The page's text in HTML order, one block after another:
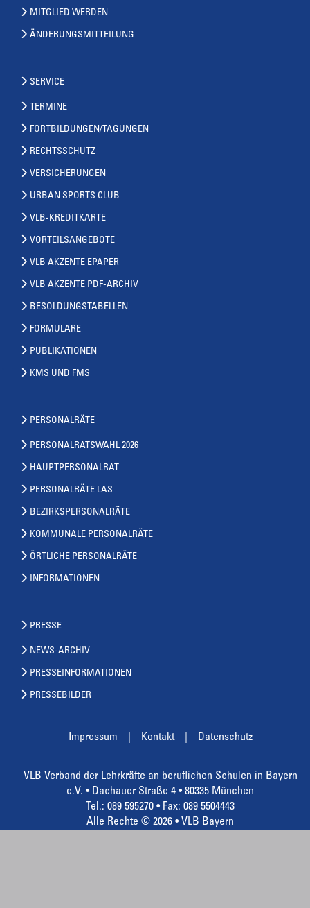
MITGLIED WERDEN
ÄNDERUNGSMITTEILUNG
SERVICE
TERMINE
FORTBILDUNGEN/TAGUNGEN
RECHTSSCHUTZ
VERSICHERUNGEN
URBAN SPORTS CLUB
VLB-KREDITKARTE
VORTEILSANGEBOTE
VLB AKZENTE EPAPER
VLB AKZENTE PDF-ARCHIV
BESOLDUNGSTABELLEN
FORMULARE
PUBLIKATIONEN
KMS UND FMS
PERSONALRÄTE
PERSONALRATSWAHL 2026
HAUPTPERSONALRAT
PERSONALRÄTE LAS
BEZIRKSPERSONALRÄTE
KOMMUNALE PERSONALRÄTE
ÖRTLICHE PERSONALRÄTE
INFORMATIONEN
PRESSE
NEWS-ARCHIV
PRESSEINFORMATIONEN
PRESSEBILDER
Impressum Kontakt Datenschutz
VLB Verband der Lehrkräfte an beruflichen Schulen in Bayern
e.V. • Dachauer Straße 4 • 80335 München
Tel.: 089 595270 • Fax: 089 5504443
Alle Rechte © 2026 • VLB Bayern